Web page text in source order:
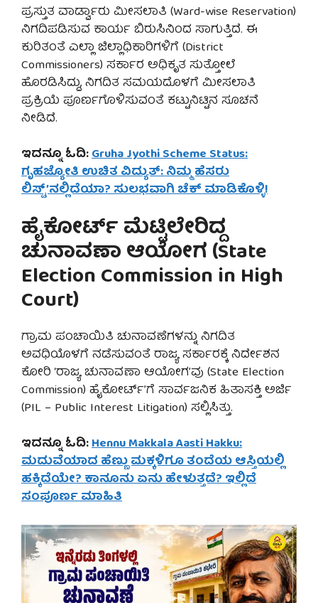
ಪ್ರಸ್ತುತ ವಾರ್ಡ್ವಾರು ಮೀಸಲಾತಿ (Ward-wise Reservation)
ನಿಗದಿಪಡಿಸುವ ಕಾರ್ಯ ಬಿರುಸಿನಿಂದ ಸಾಗುತ್ತಿದೆ. ಈ
ಕುರಿತಂತೆ ಎಲ್ಲಾ ಜಿಲ್ಲಾಧಿಕಾರಿಗಳಿಗೆ (District
Commissioners) ಸರ್ಕಾರ ಅಧಿಕೃತ ಸುತ್ತೋಲೆ
ಹೊರಡಿಸಿದ್ದು, ನಿಗದಿತ ಸಮಯದೊಳಗೆ ಮೀಸಲಾತಿ
ಪ್ರಕ್ರಿಯೆ ಪೂರ್ಣಗೊಳಿಸುವಂತೆ ಕಟ್ಟುನಿಟ್ಟಿನ ಸೂಚನೆ
ನೀಡಿದೆ.
ಇದನ್ನೂ ಓದಿ:Gruha Jyothi Scheme Status:
ಗೃಹಜ್ಯೋತಿ ಉಚಿತ ವಿದ್ಯುತ್: ನಿಮ್ಮ ಹೆಸರು
ಲಿಸ್ಟ್’ನಲ್ಲಿದೆಯಾ? ಸುಲಭವಾಗಿ ಚೆಕ್ ಮಾಡಿಕೊಳ್ಳಿ!
ಹೈಕೋರ್ಟ್ ಮೆಟ್ಟಿಲೇರಿದ್ದ
ಚುನಾವಣಾ ಆಯೋಗ (State
Election Commission in High
Court)
ಗ್ರಾಮ ಪಂಚಾಯಿತಿ ಚುನಾವಣೆಗಳನ್ನು ನಿಗದಿತ
ಅವಧಿಯೊಳಗೆ ನಡೆಸುವಂತೆ ರಾಜ್ಯ ಸರ್ಕಾರಕ್ಕೆ ನಿರ್ದೇಶನ
ಕೋರಿ ‘ರಾಜ್ಯ ಚುನಾವಣಾ ಆಯೋಗ’ವು (State Election
Commission) ಹೈಕೋರ್ಟ್’ಗೆ ಸಾರ್ವಜನಿಕ ಹಿತಾಸಕ್ತಿ ಅರ್ಜಿ
(PIL – Public Interest Litigation) ಸಲ್ಲಿಸಿತ್ತು.
ಇದನ್ನೂ ಓದಿ:Hennu Makkala Aasti Hakku:
ಮದುವೆಯಾದ ಹೆಣ್ಣು ಮಕ್ಕಳಿಗೂ ತಂದೆಯ ಆಸ್ತಿಯಲ್ಲಿ
ಹಕ್ಕಿದೆಯೇ? ಕಾನೂನು ಏನು ಹೇಳುತ್ತದೆ? ಇಲ್ಲಿದೆ
ಸಂಪೂರ್ಣ ಮಾಹಿತಿ